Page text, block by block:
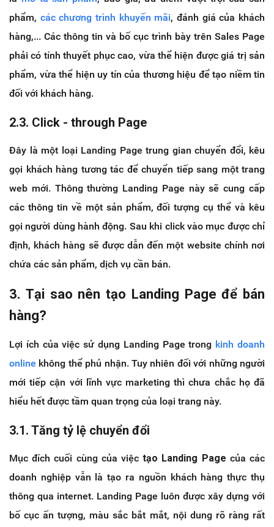
phẩm, các chương trình khuyến mãi, đánh giá của khách
hàng,... Các thông tin và bố cục trình bày trên Sales Page
phải có tính thuyết phục cao, vừa thể hiện được giá trị sản
phẩm, vừa thể hiện uy tín của thương hiệu để tạo niềm tin
đối với khách hàng.
2.3. Click - through Page
Đây là một loại Landing Page trung gian chuyển đổi, kêu
gọi khách hàng tương tác để chuyển tiếp sang một trang
web mới. Thông thường Landing Page này sẽ cung cấp
các thông tin về một sản phẩm, đối tượng cụ thể và kêu
gọi người dùng hành động. Sau khi click vào mục được chỉ
định, khách hàng sẽ được dẫn đến một website chính nơi
chứa các sản phẩm, dịch vụ cần bán.
3. Tại sao nên tạo Landing Page để bán
hàng?
Lợi ích của việc sử dụng Landing Page trong kinh doanh
online không thể phủ nhận. Tuy nhiên đối với những người
mới tiếp cận với lĩnh vực marketing thì chưa chắc họ đã
hiểu hết được tầm quan trọng của loại trang này.
3.1. Tăng tỷ lệ chuyển đổi
Mục đích cuối cùng của việctạo Landing Page của các
doanh nghiệp vẫn là tạo ra nguồn khách hàng thực thụ
thông qua internet. Landing Page luôn được xây dựng với
bố cục ấn tượng, màu sắc bắt mắt, nội dung rõ ràng rất